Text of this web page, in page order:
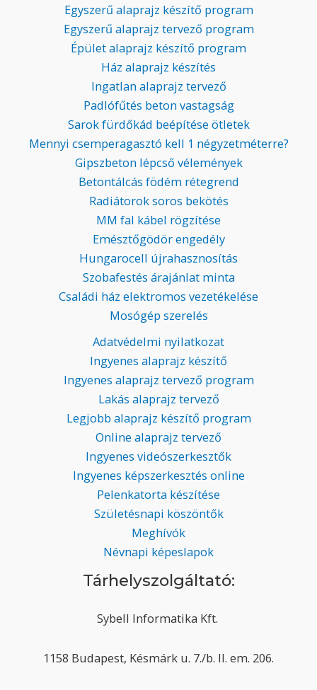
Egyszerű alaprajz készítő program
Egyszerű alaprajz tervező program
Épület alaprajz készítő program
Ház alaprajz készítés
Ingatlan alaprajz tervező
Padlófűtés beton vastagság
Sarok fürdőkád beépítése ötletek
Mennyi csemperagasztó kell 1 négyzetméterre?
Gipszbeton lépcső vélemények
Betontálcás födém rétegrend
Radiátorok soros bekötés
MM fal kábel rögzítése
Emésztőgödör engedély
Hungarocell újrahasznosítás
Szobafestés árajánlat minta
Családi ház elektromos vezetékelése
Mosógép szerelés
Adatvédelmi nyilatkozat
Ingyenes alaprajz készítő
Ingyenes alaprajz tervező program
Lakás alaprajz tervező
Legjobb alaprajz készítő program
Online alaprajz tervező
Ingyenes videószerkesztők
Ingyenes képszerkesztés online
Pelenkatorta készítése
Születésnapi köszöntők
Meghívók
Névnapi képeslapok
Tárhelyszolgáltató:
Sybell Informatika Kft.
1158 Budapest, Késmárk u. 7./b. II. em. 206.